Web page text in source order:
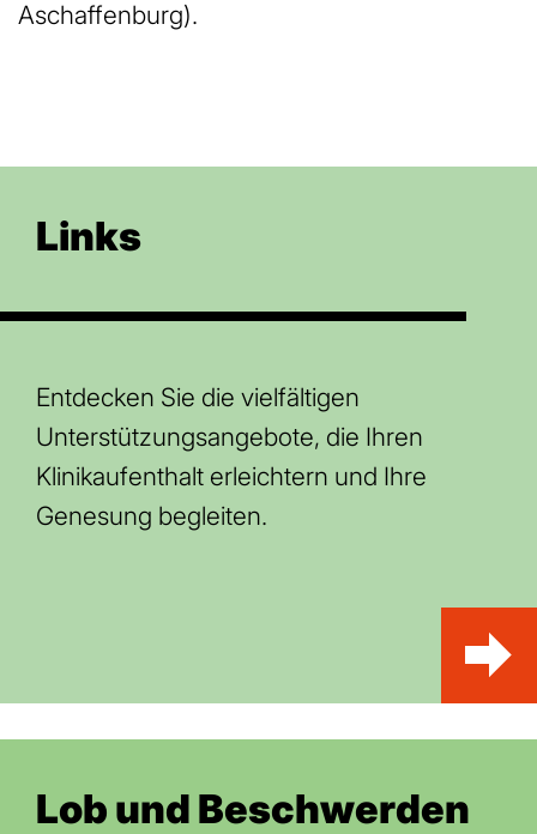
Aschaffenburg).
Links
Entdecken Sie die vielfältigen
Unterstützungsangebote, die Ihren
Klinikaufenthalt erleichtern und Ihre
Genesung begleiten.
Lob und Beschwerden